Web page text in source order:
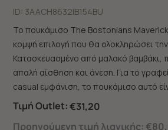
ID: 3AACH8632|B154BU
Το πουκάμισο The Bostonians Maverick
κομψή επιλογή που θα ολοκληρώσει
Κατασκευασμένο από μαλακό βαμβάκι,
απαλή αίσθηση και άνεση. Για το
casual εμφάνιση, το πουκάμισο αυτό
Τιμή Outlet:€31,20
Προηγούμενη τιμή λιανικής: